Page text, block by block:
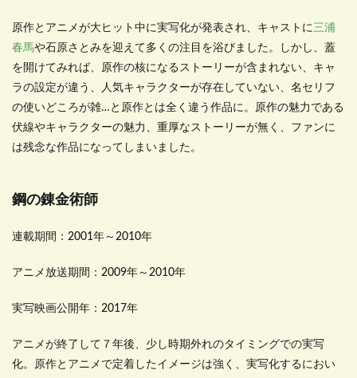
原作とアニメが大ヒット中に実写化が発表され、キャストに三浦
春馬や石原さとみを迎えて多くの注目を浴びました。しかし、蓋
を開けてみれば、原作の核になるストーリーが含まれない、キャ
ラの設定が違う、人気キャラクターが存在していない、名セリフ
の使いどころが雑…と原作とは全く違う作品に。原作の魅力である
伏線やキャラクターの魅力、重厚なストーリーが無く、ファンに
は残念な作品になってしまいました。
鋼の錬金術師
連載期間：2001年～2010年
アニメ放送期間：2009年～2010年
実写映画公開年：2017年
アニメが終了して７年後、少し時期外れのタイミングでの実写
化。原作とアニメで定着したイメージは強く、実写化するにおい